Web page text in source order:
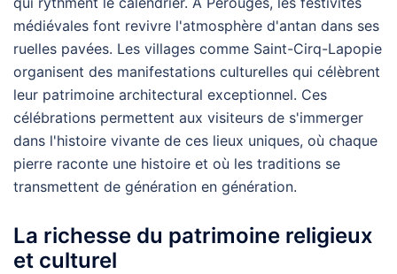
médiévales font revivre l'atmosphère d'antan dans ses
ruelles pavées. Les villages comme Saint-Cirq-Lapopie
organisent des manifestations culturelles qui célèbrent
leur patrimoine architectural exceptionnel. Ces
célébrations permettent aux visiteurs de s'immerger
dans l'histoire vivante de ces lieux uniques, où chaque
pierre raconte une histoire et où les traditions se
transmettent de génération en génération.
La richesse du patrimoine religieux
et culturel